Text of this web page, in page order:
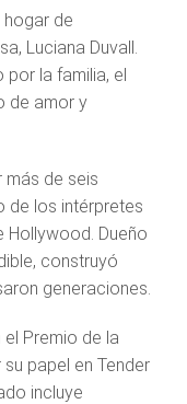
de
Luciana Duvall.
la familia, el
de amor y
más de seis
de los intérpretes
Hollywood. Dueño
construyó
generaciones.
Premio de la
papel en Tender
incluye